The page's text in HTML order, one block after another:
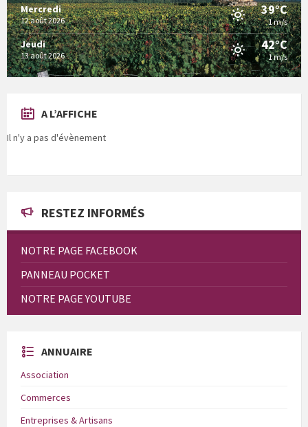
Mercredi
12 août 2026
39°C
1 m/s
Jeudi
13 août 2026
42°C
1 m/s
A L’AFFICHE
Il n'y a pas d'évènement
RESTEZ INFORMÉS
NOTRE PAGE FACEBOOK
PANNEAU POCKET
NOTRE PAGE YOUTUBE
ANNUAIRE
Association
Commerces
Entreprises & Artisans